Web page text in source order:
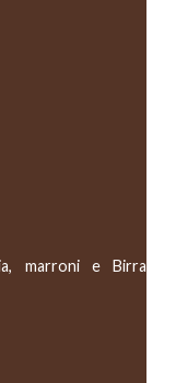
marroni e Birra